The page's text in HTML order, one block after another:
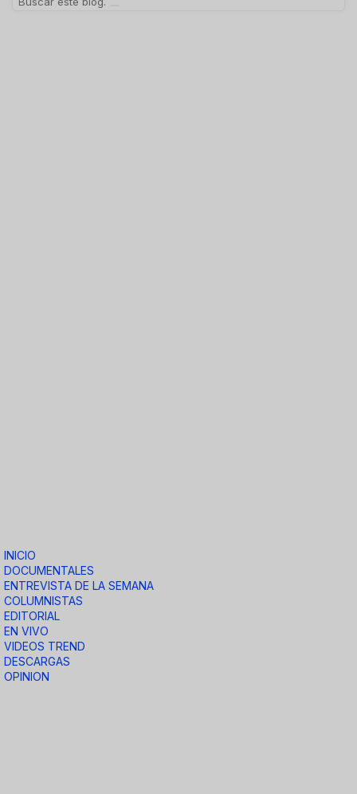
INICIO
DOCUMENTALES
ENTREVISTA DE LA SEMANA
COLUMNISTAS
EDITORIAL
EN VIVO
VIDEOS TREND
DESCARGAS
OPINION